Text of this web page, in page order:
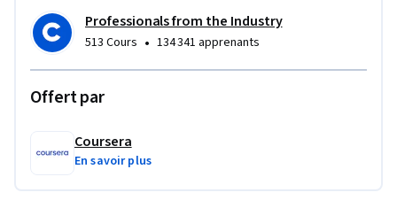
Professionals from the Industry
513 Cours • 134 341 apprenants
Offert par
Coursera
En savoir plus